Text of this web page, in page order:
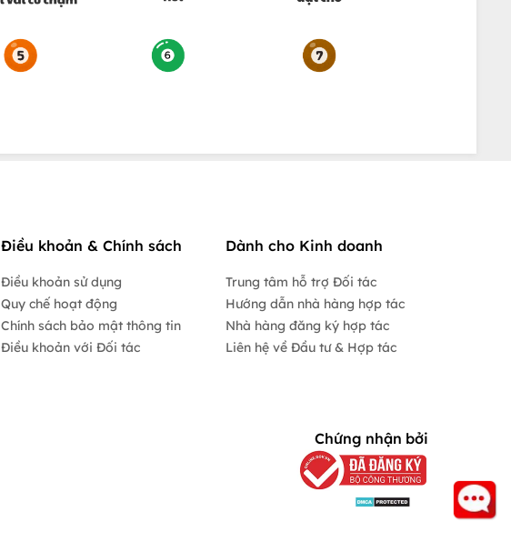
Điều khoản & Chính sách
Điều khoản sử dụng
Quy chế hoạt động
Chính sách bảo mật thông tin
Điều khoản với Đối tác
Dành cho Kinh doanh
Trung tâm hỗ trợ Đối tác
Hướng dẫn nhà hàng hợp tác
Nhà hàng đăng ký hợp tác
Liên hệ về Đầu tư & Hợp tác
Chứng nhận bởi